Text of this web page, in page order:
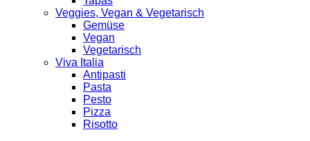
Veggies, Vegan & Vegetarisch
Gemüse
Vegan
Vegetarisch
Viva Italia
Antipasti
Pasta
Pesto
Pizza
Risotto